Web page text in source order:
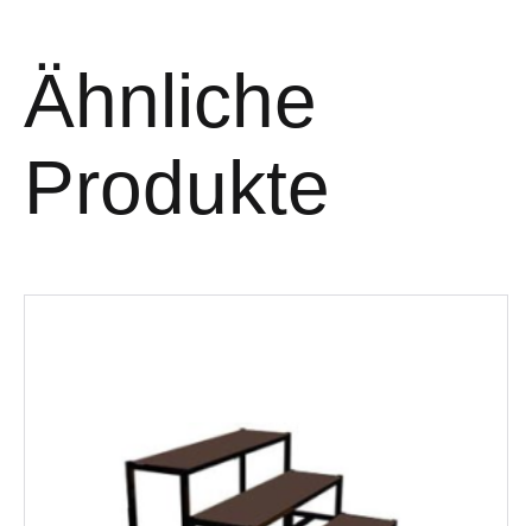
Ähnliche
Produkte